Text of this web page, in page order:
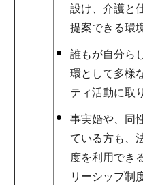
設け、介護と
提案できる環
誰もが自分ら
環として多様
ティ活動に取
事実婚や、同
ている方も、
度を利用でき
リーシップ制